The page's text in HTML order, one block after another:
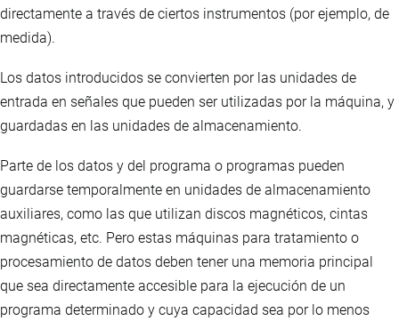
directamente a través de ciertos instrumentos (por ejemplo, de
medida).
Los datos introducidos se convierten por las unidades de
entrada en señales que pueden ser utilizadas por la máquina, y
guardadas en las unidades de almacenamiento.
Parte de los datos y del programa o programas pueden
guardarse temporalmente en unidades de almacenamiento
auxiliares, como las que utilizan discos magnéticos, cintas
magnéticas, etc. Pero estas máquinas para tratamiento o
procesamiento de datos deben tener una memoria principal
que sea directamente accesible para la ejecución de un
programa determinado y cuya capacidad sea por lo menos